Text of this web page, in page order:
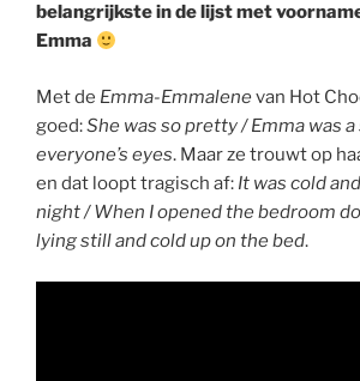
belangrijkste in de lijst met
Emma
Met de Emma-Emmalenevan Hot
goed:She was so pretty / Emma was a
everyone’s eyes. Maar ze trouwt op
en dat loopt tragisch af: It was cold
night /When I opened the bedroom
lying still and cold up on the bed.